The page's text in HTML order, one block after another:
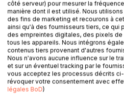
s'ajoutent mes photos pour
session et à les observer surfer
battent plus fort encore à
Les interviewés :
Pierre, 30 ans : au début, il
fait pour lui.
Christophe, 46 ans : son
progresser en surf.
côté serveur) pour mesurer la
manière dont il est utilisé. Nous
des fins de marketing et recourons à
ainsi qu'à des fournisseurs tiers, ce
des empreintes digitales, des pixels
tous les appareils. Nous intégrons
contenus tiers provenant d'autres
Nous n'avons aucune influence sur le
et sur un éventuel tracking par le
vous acceptez les processus décrits
révoquer votre consentement avec
légales BoD)